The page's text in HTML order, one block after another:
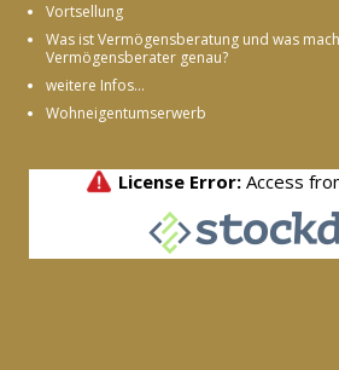
Vortsellung
Was ist Vermögensberatung und was
Vermögensberater genau?
weitere Infos...
Wohneigentumserwerb